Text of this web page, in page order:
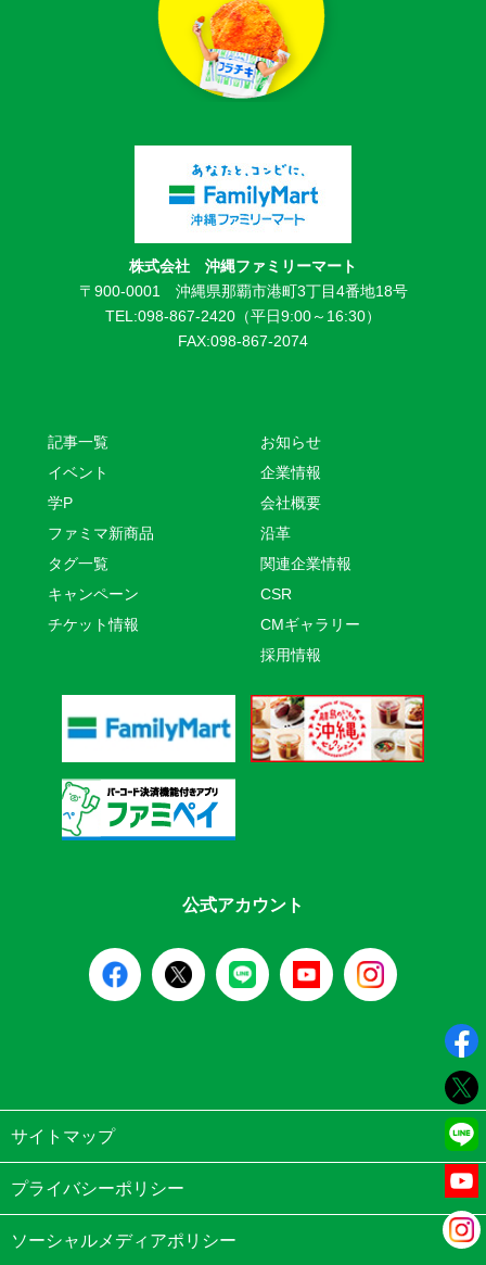
株式会社 沖縄ファミリーマート
〒900-0001 沖縄県那覇市港町3丁目4番地18号
TEL:098-867-2420（平日9:00～16:30）
FAX:098-867-2074
記事一覧
イベント
学P
ファミマ新商品
タグ一覧
キャンペーン
チケット情報
お知らせ
企業情報
会社概要
沿革
関連企業情報
CSR
CMギャラリー
採用情報
公式アカウント
サイトマップ
プライバシーポリシー
ソーシャルメディアポリシー